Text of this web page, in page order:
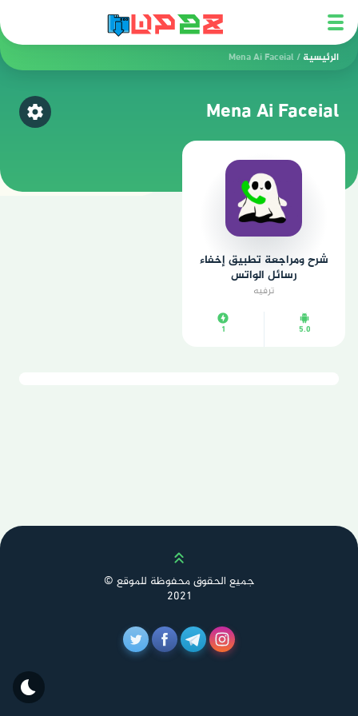
الرئيسية /
Mena Ai Faceial
Mena Ai Faceial اختر
شرح ومراجعة تطبيق إخفاء
رسائل الواتس
ترفيه
5.0
1
Scroll up
جميع الحقوق محفوظة للموقع ©
2021